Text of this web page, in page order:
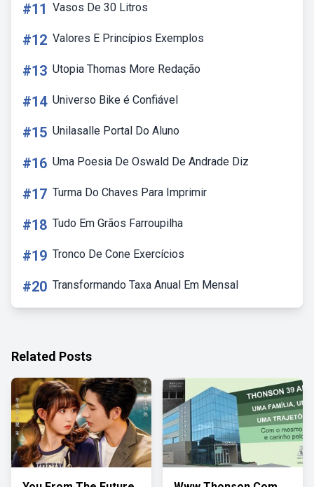
#11 Vasos De 30 Litros
#12 Valores E Princípios Exemplos
#13 Utopia Thomas More Redação
#14 Universo Bike é Confiável
#15 Unilasalle Portal Do Aluno
#16 Uma Poesia De Oswald De Andrade Diz
#17 Turma Do Chaves Para Imprimir
#18 Tudo Em Grãos Farroupilha
#19 Tronco De Cone Exercícios
#20 Transformando Taxa Anual Em Mensal
Related Posts